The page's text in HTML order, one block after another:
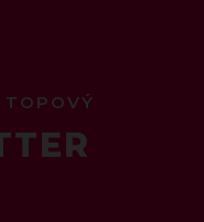
TOPOVÝ